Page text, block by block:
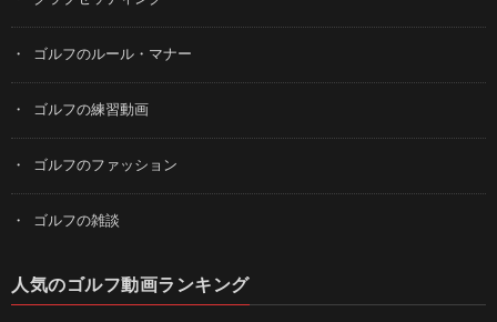
ゴルフのルール・マナー
ゴルフの練習動画
ゴルフのファッション
ゴルフの雑談
人気のゴルフ動画ランキング